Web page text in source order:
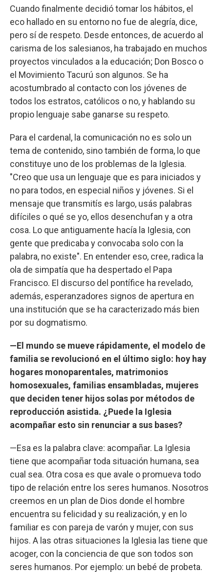
Cuando finalmente decidió tomar los hábitos, el
eco hallado en su entorno no fue de alegría, dice,
pero sí de respeto. Desde entonces, de acuerdo al
carisma de los salesianos, ha trabajado en muchos
proyectos vinculados a la educación; Don Bosco o
el Movimiento Tacurú son algunos. Se ha
acostumbrado al contacto con los jóvenes de
todos los estratos, católicos o no, y hablando su
propio lenguaje sabe ganarse su respeto.
Para el cardenal, la comunicación no es solo un
tema de contenido, sino también de forma, lo que
constituye uno de los problemas de la Iglesia.
"Creo que usa un lenguaje que es para iniciados y
no para todos, en especial niños y jóvenes. Si el
mensaje que transmitís es largo, usás palabras
difíciles o qué se yo, ellos desenchufan y a otra
cosa. Lo que antiguamente hacía la Iglesia, con
gente que predicaba y convocaba solo con la
palabra, no existe". En entender eso, cree, radica la
ola de simpatía que ha despertado el Papa
Francisco. El discurso del pontífice ha revelado,
además, esperanzadores signos de apertura en
una institución que se ha caracterizado más bien
por su dogmatismo.
—El mundo se mueve rápidamente, el modelo de
familia se revolucionó en el último siglo: hoy hay
hogares monoparentales, matrimonios
homosexuales, familias ensambladas, mujeres
que deciden tener hijos solas por métodos de
reproducción asistida. ¿Puede la Iglesia
acompañar esto sin renunciar a sus bases?
—Esa es la palabra clave: acompañar. La Iglesia
tiene que acompañar toda situación humana, sea
cual sea. Otra cosa es que avale o promueva todo
tipo de relación entre los seres humanos. Nosotros
creemos en un plan de Dios donde el hombre
encuentra su felicidad y su realización, y en lo
familiar es con pareja de varón y mujer, con sus
hijos. A las otras situaciones la Iglesia las tiene que
acoger, con la conciencia de que son todos son
seres humanos. Por ejemplo: un bebé de probeta.